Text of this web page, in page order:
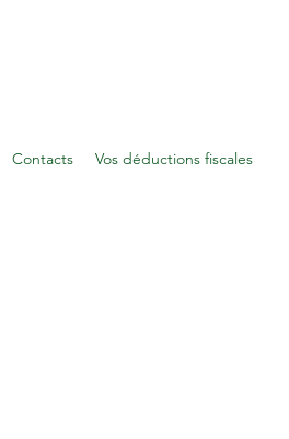
Contacts Vos déductions fiscales